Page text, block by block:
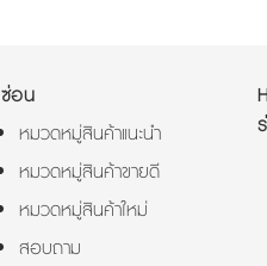
ซ่อน
หมวดหมู่สินค้าแนะนำ
หมวดหมู่สินค้าขายดี
หมวดหมู่สินค้าใหม่
สอบถาม